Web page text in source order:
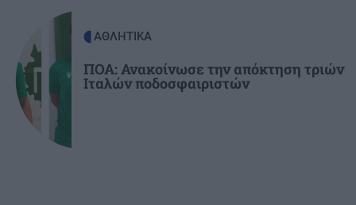
ΑΘΛΗΤΙΚΑ
ΠΟΑ: Ανακοίνωσε την απόκτηση τριών
Ιταλών ποδοσφαιριστών